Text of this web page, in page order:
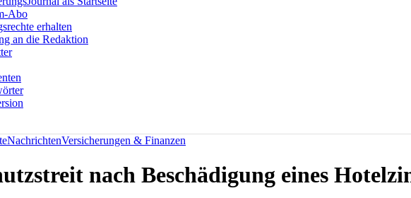
Abo
erhalten
an die Redaktion
NachrichtenVersicherungen & Finanzen
nach Beschädigung eines